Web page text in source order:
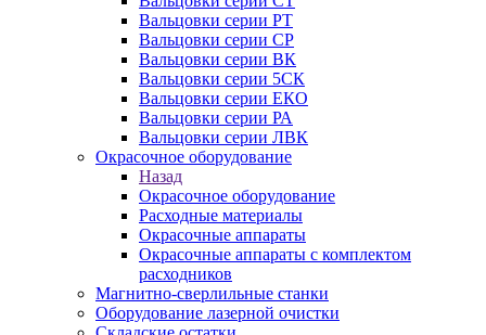
Вальцовки серии РТ
Вальцовки серии СР
Вальцовки серии ВК
Вальцовки серии 5СК
Вальцовки серии ЕКО
Вальцовки серии РА
Вальцовки серии ЛВК
Окрасочное оборудование
Назад
Окрасочное оборудование
Расходные материалы
Окрасочные аппараты
Окрасочные аппараты с комплектом
расходников
Магнитно-сверлильные станки
Оборудование лазерной очистки